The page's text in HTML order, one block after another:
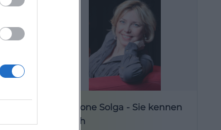
Simone Solga - Sie kennen
mich